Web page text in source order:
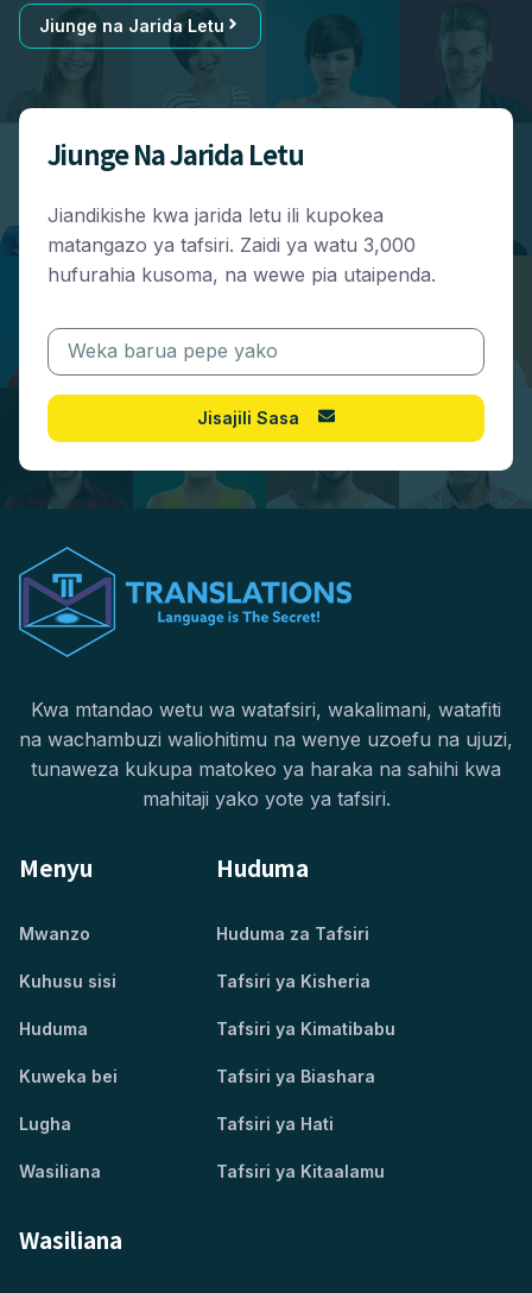
Jiunge na Jarida Letu
Jiunge Na Jarida Letu
Jiandikishe kwa jarida letu ili kupokea
matangazo ya tafsiri. Zaidi ya watu 3,000
hufurahia kusoma, na wewe pia utaipenda.
Jisajili Sasa
Kwa mtandao wetu wa watafsiri, wakalimani, watafiti
na wachambuzi waliohitimu na wenye uzoefu na ujuzi,
tunaweza kukupa matokeo ya haraka na sahihi kwa
mahitaji yako yote ya tafsiri.
Menyu
Mwanzo
Kuhusu sisi
Huduma
Kuweka bei
Lugha
Wasiliana
Huduma
Huduma za Tafsiri
Tafsiri ya Kisheria
Tafsiri ya Kimatibabu
Tafsiri ya Biashara
Tafsiri ya Hati
Tafsiri ya Kitaalamu
Wasiliana